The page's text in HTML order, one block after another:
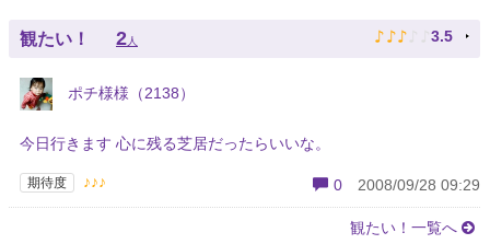
観たい！ 2人 ♪ ♪ ♪ ♪ ♪ 3.5
ポチ様様（2138）
今日行きます 心に残る芝居だったらいいな。
期待度 ♪♪♪ 0 2008/09/28 09:29
観たい！一覧へ